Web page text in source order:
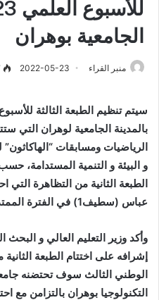
الجامعية بوهران
منبر القراء 2022-05-23
بالمدينة الجامعية لوهران التي
الرياضيات ومسابقات
و البيئة و التنمية المستدامة،
الطبعة الثانية من التظاهرة التي
عباس (سطيف1) في الفترة الممتدة من 15 إلى 21 مايو الجاري.
وأكد وزير التعليم العالي و البحث
إشرافه على اختتام الطبعة
الوطني الثالث سوف تحتضنه
التكنولوجيا بوهران بالتزامن مع